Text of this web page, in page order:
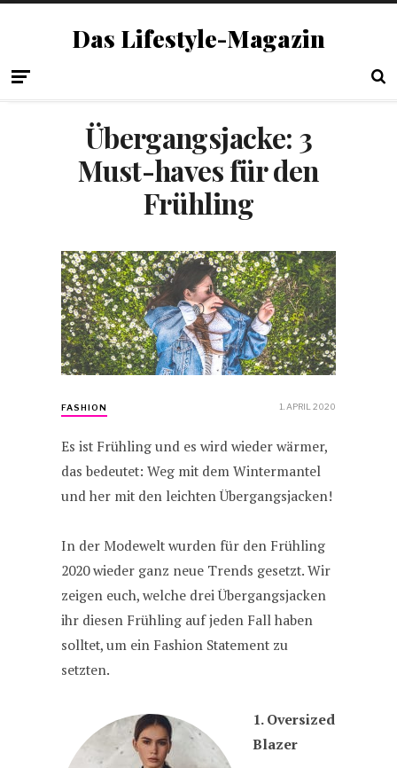
Das Lifestyle-Magazin
Übergangsjacke: 3
Must-haves für den
Frühling
FASHION 1. APRIL 2020
Es ist Frühling und es wird wieder wärmer,
das bedeutet: Weg mit dem Wintermantel
und her mit den leichten Übergangsjacken!
In der Modewelt wurden für den Frühling
2020 wieder ganz neue Trends gesetzt. Wir
zeigen euch, welche drei Übergangsjacken
ihr diesen Frühling auf jeden Fall haben
solltet, um ein Fashion Statement zu
setzten.
1. Oversized
Blazer